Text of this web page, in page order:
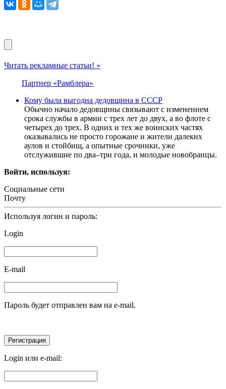
Читать рекламные статьи! »
Партнер «Рамблера»
Кому была выгодна дедовщина в СССР
Обычно начало дедовщины связывают с изменением
срока службы в армии с трех лет до двух, а во флоте с
четырех до трех. В одних и тех же воинских частях
оказывались не просто горожане и жители далеких
аулов и стойбищ, а опытные срочники, уже
отслужившие по два–три года, и молодые новобранцы.
Войти, используя:
Социальные сети
Почту
Используя логин и пароль:
Login
E-mail
Пароль будет отправлен вам на e-mail.
Login или e-mail: